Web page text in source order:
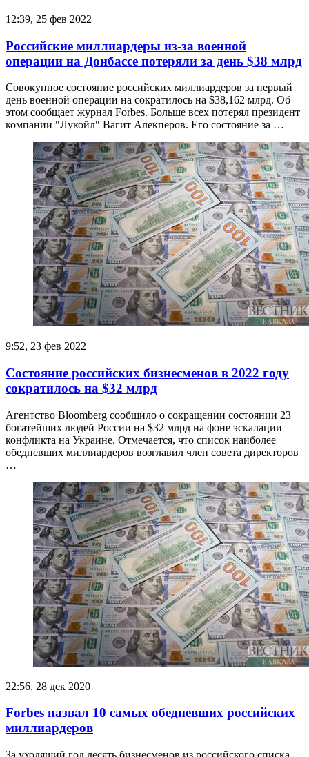
12:39, 25 фев 2022
Российские миллиардеры из-за военной
операции на Донбассе потеряли за день $38 млрд
Совокупное состояние российских миллиардеров за первый
день военной операции на сократилось на $38,162 млрд. Об
этом сообщает журнал Forbes. Больше всех потерял президент
компании "Лукойл" Вагит Алекперов. Его состояние за …
9:52, 23 фев 2022
Состояние российских бизнесменов в 2022 году
сократилось на $32 млрд
Агентство Bloomberg сообщило о сокращении состоянии 23
богатейших людей России на $32 млрд на фоне эскалации
конфликта на Украине. Отмечается, что список наиболее
обедневших миллиардеров возглавил член совета директоров
…
22:56, 28 дек 2020
Forbes назвал 10 самых обедневших российских
миллиардеров